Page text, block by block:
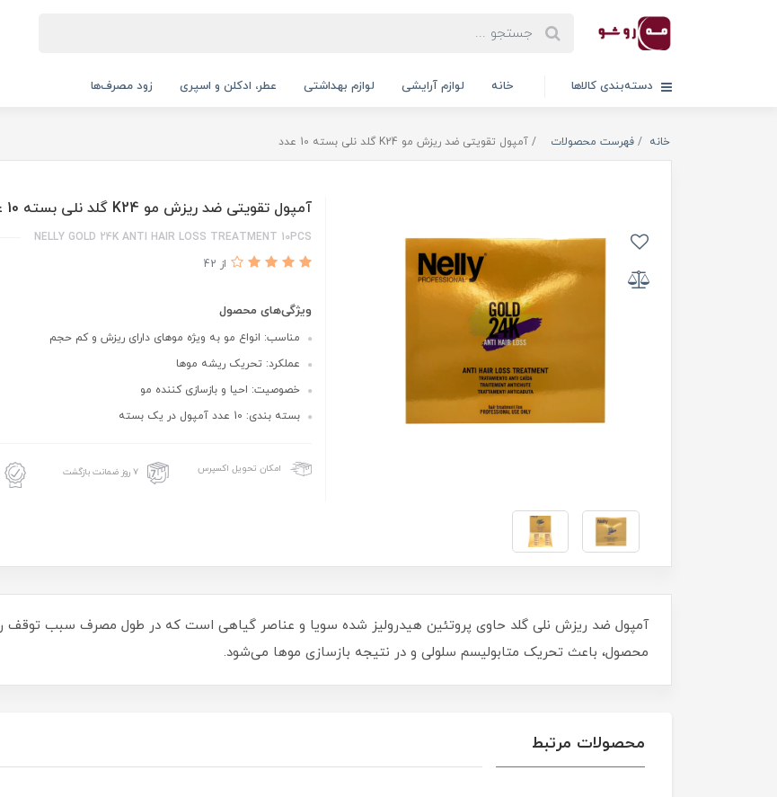
دسته‌بندی کالاها خانه لوازم آرایشی لوازم بهداشتی عطر، ادکلن و اسپری زود مصرف‌ها
خانه فهرست محصولات آمپول تقویتی ضد ریزش مو K24 گلد نلی بسته 10 عدد
آمپول تقویتی ضد ریزش مو K24 گلد نلی بسته 10 عدد
NELLY GOLD 24K ANTI HAIR LOSS TREATMENT 10PCS
از 42
ویژگی‌های محصول
مناسب: انواع مو به ویژه موهای دارای ریزش و کم حجم
عملکرد: تحریک ریشه موها
خصوصیت: احیا و بازسازی کننده مو
بسته بندی: 10 عدد آمپول در یک بسته
امکان تحویل اکسپرس ۷ روز ضمانت بازگشت
آمپول ضد ریزش نلی گلد حاوی پروتئین هیدرولیز شده سویا و عناصر گیاهی است که در طول مصرف سبب توقف
محصول، باعث تحریک متابولیسم سلولی و در نتیجه بازسازی موها می‌شود.
محصولات مرتبط